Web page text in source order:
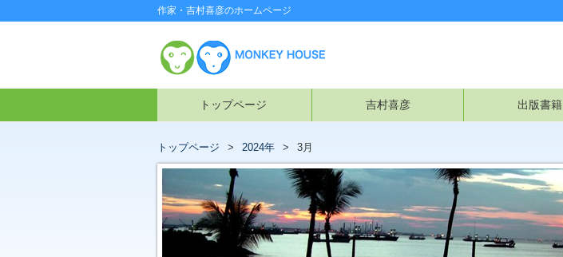
作家・吉村喜彦のホームページ
トップページ 吉村喜彦 出版書籍
トップページ 2024年 3月